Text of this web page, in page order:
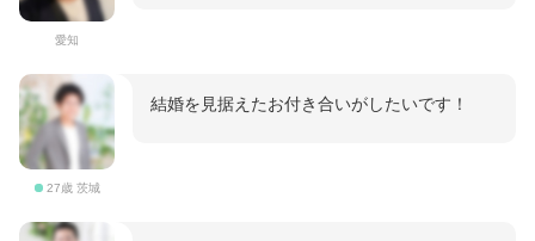
愛知
27歳 茨城
結婚を見据えたお付き合いがしたいです！